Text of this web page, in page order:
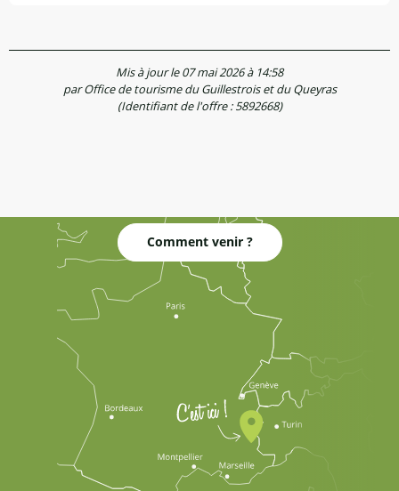
Mis à jour le 07 mai 2026 à 14:58
par Office de tourisme du Guillestrois et du Queyras
(Identifiant de l'offre :5892668)
Comment venir ?